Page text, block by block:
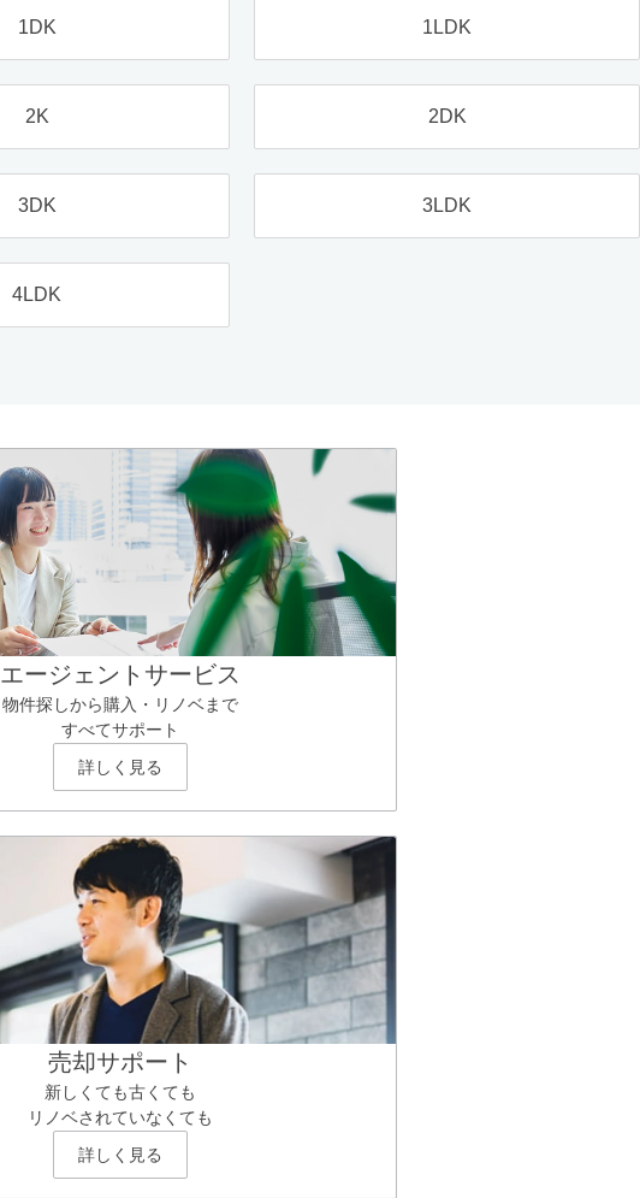
1DK 1LDK
2K 2DK
3DK 3LDK
4LDK
エージェントサービス
物件探しから購入・リノベまで
すべてサポート
詳しく見る
売却サポート
新しくても古くても
リノベされていなくても
詳しく見る